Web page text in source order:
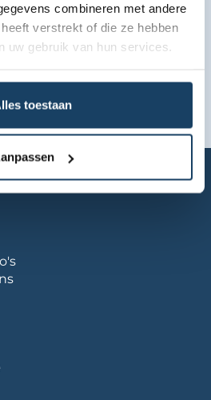
combineren met andere
verstrekt of die ze hebben
uw gebruik van hun services.
toestaan
auto-de-vries